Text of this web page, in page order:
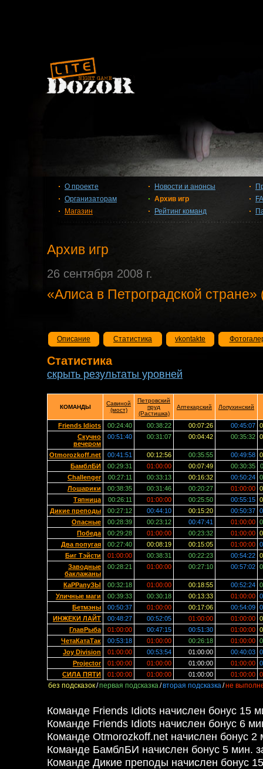
О проекте
Организаторам
Магазин
Новости и анонсы
Архив игр
Рейтинг команд
Архив игр
26 сентября 2008 г.
«Алиса в Петроградской
Описание Статистика vkontakte
Статистика
скрыть результаты уровней
КОМАНДЫ
Савиной
(мост)
Петровский
пруд
(Растишка)
Аптекарский Лопухинский
Friends Idiots 00:24:40 00:38:22 00:07:26 00:45:07
Скучно
вечером
00:51:40 00:31:07 00:04:42 00:35:32
Otmorozkoff.net 00:41:51 00:12:56 00:35:55 00:49:58
БамблБИ
00:29:31 01:00:00 00:07:49 00:30:35
Challenger
00:27:11 00:33:13 00:16:32 00:50:24
Лошарики
00:38:35 00:31:46 00:20:27 01:00:00
Тяпница
00:26:11 01:00:00 00:25:50 00:55:15
Дикие преподы
00:27:12 00:44:10 00:15:20 00:50:37
Опасные
00:28:39 00:23:12 00:47:41 01:00:00
Победа
00:29:28 01:00:00 00:23:32 01:00:00
Два попугая
00:27:40 00:08:19 00:15:05 01:00:00
Биг Тэйсти
01:00:00 00:38:31 00:22:23 00:54:22
Заводные
баклажаны
00:28:21 01:00:00 00:27:10 00:57:02
КаРРапуЗЫ 00:32:18 01:00:00 00:18:55 00:52:24
Уличные маги
00:39:33 00:30:18 00:13:33 01:00:00
Бетмэны
00:50:37 01:00:00 00:17:06 00:54:09
ИНЖЕКИ ЛАЙТ
00:48:27 00:52:05 01:00:00 01:00:00
ГлавРыба
01:00:00 00:47:15 00:51:30 01:00:00
ЧетаКатаТак
00:53:18 01:00:00 00:26:18 01:00:00
Joy Division
01:00:00 00:53:54 01:00:00 00:40:03
Projector
01:00:00 01:00:00 01:00:00 01:00:00
CИЛА ПЯТИ
01:00:00 01:00:00 01:00:00 01:00:00
без подсказок/первая подсказка/вторая подсказка/не
Команде Friends Idiots начислен бонус 15
Команде Friends Idiots начислен бонус 6
Команде Otmorozkoff.net начислен бонус 2
Команде БамблБИ начислен бонус 5 мин.
Команде Дикие преподы начислен бонус